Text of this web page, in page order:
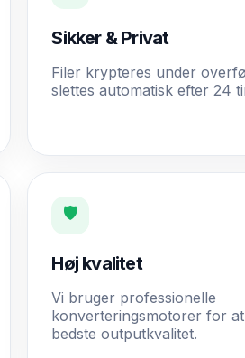
Sikker & Privat
Filer krypteres under
slettes automatisk efter 24
🛡️
Høj kvalitet
Vi bruger professionelle
konverteringsmotorer for
bedste outputkvalitet.